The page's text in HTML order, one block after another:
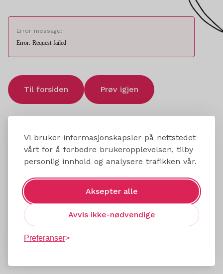
Vi bruker informasjonskapsler på nettstedet
vårt for å forbedre brukeropplevelsen, tilby
personlig innhold og analysere trafikken vår.
Aksepter alle
Avvis ikke-nødvendige
Preferanser
Error message:
Error: Request failed
Til forsiden Prøv igjen